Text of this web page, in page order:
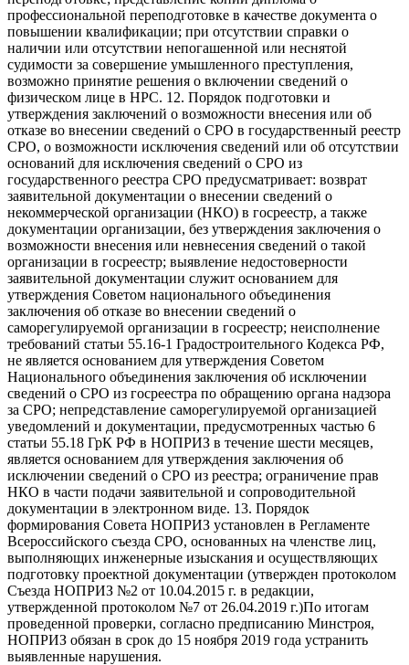
профессиональной переподготовке в качестве документа о
повышении квалификации; при отсутствии справки о
наличии или отсутствии непогашенной или неснятой
судимости за совершение умышленного преступления,
возможно принятие решения о включении сведений о
физическом лице в НРС. 12. Порядок подготовки и
утверждения заключений о возможности внесения или об
отказе во внесении сведений о СРО в государственный реестр
СРО, о возможности исключения сведений или об отсутствии
оснований для исключения сведений о СРО из
государственного реестра СРО предусматривает: возврат
заявительной документации о внесении сведений о
некоммерческой организации (НКО) в госреестр, а также
документации организации, без утверждения заключения о
возможности внесения или невнесения сведений о такой
организации в госреестр; выявление недостоверности
заявительной документации служит основанием для
утверждения Советом национального объединения
заключения об отказе во внесении сведений о
саморегулируемой организации в госреестр; неисполнение
требований статьи 55.16-1 Градостроительного Кодекса РФ,
не является основанием для утверждения Советом
Национального объединения заключения об исключении
сведений о СРО из госреестра по обращению органа надзора
за СРО; непредставление саморегулируемой организацией
уведомлений и документации, предусмотренных частью 6
статьи 55.18 ГрК РФ в НОПРИЗ в течение шести месяцев,
является основанием для утверждения заключения об
исключении сведений о СРО из реестра; ограничение прав
НКО в части подачи заявительной и сопроводительной
документации в электронном виде. 13. Порядок
формирования Совета НОПРИЗ установлен в Регламенте
Всероссийского съезда СРО, основанных на членстве лиц,
выполняющих инженерные изыскания и осуществляющих
подготовку проектной документации (утвержден протоколом
Съезда НОПРИЗ №2 от 10.04.2015 г. в редакции,
утвержденной протоколом №7 от 26.04.2019 г.)По итогам
проведенной проверки, согласно предписанию Минстроя,
НОПРИЗ обязан в срок до 15 ноября 2019 года устранить
выявленные нарушения.